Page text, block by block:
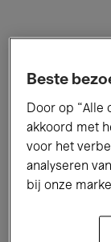
Jazz
Beste
Door op “Alle
akkoord met
voor het
analyseren
bij onze